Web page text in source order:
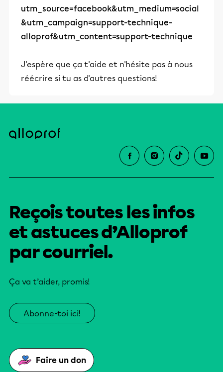
utm_source=facebook&utm_medium=social
&utm_campaign=support-technique-
alloprof&utm_content=support-technique
J'espère que ça t'aide et n'hésite pas à nous
réécrire si tu as d'autres questions!
Reçois toutes les infos
et astuces d’Alloprof
par courriel.
Ça va t’aider, promis!
Abonne-toi ici!
Faire un don